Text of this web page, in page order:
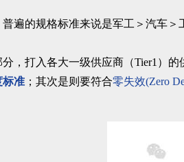
遍的规格标准来说是军工＞汽车
，打入各大一级供应商（Tier1）
标准 ；其次是则要符合零失效(Zero